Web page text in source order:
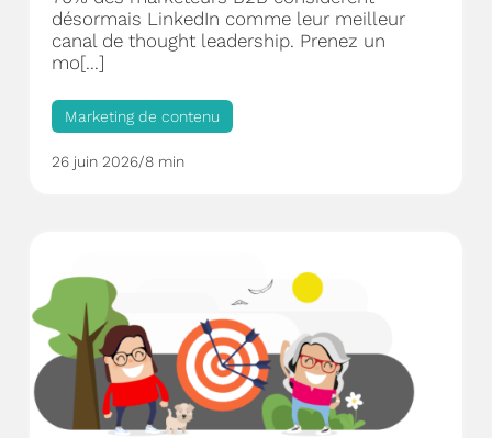
désormais LinkedIn comme leur meilleur
canal de thought leadership. Prenez un
mo[...]
Marketing de contenu
26 juin 2026/8 min